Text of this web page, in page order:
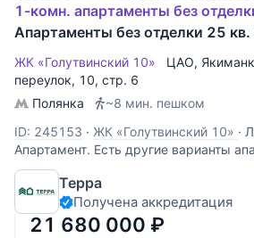
1-комн. апартаменты без
Апартаменты без отделки 25
ЖК «Голутвинский 10» ЦАО,
переулок, 10, стр. 6
Полянка
~8 мин. пешком
ID: 245153 · ЖК «Голутвинский 10» ·
Апартамент. Есть другие варианты
других этажах. Каждый апартамент
для хранения 4,5 кв м. (не входит в
Отделка чистовая, будет отделан
покраска стен (цвет
Терра
Получена аккредитация
21 680 000 ₽